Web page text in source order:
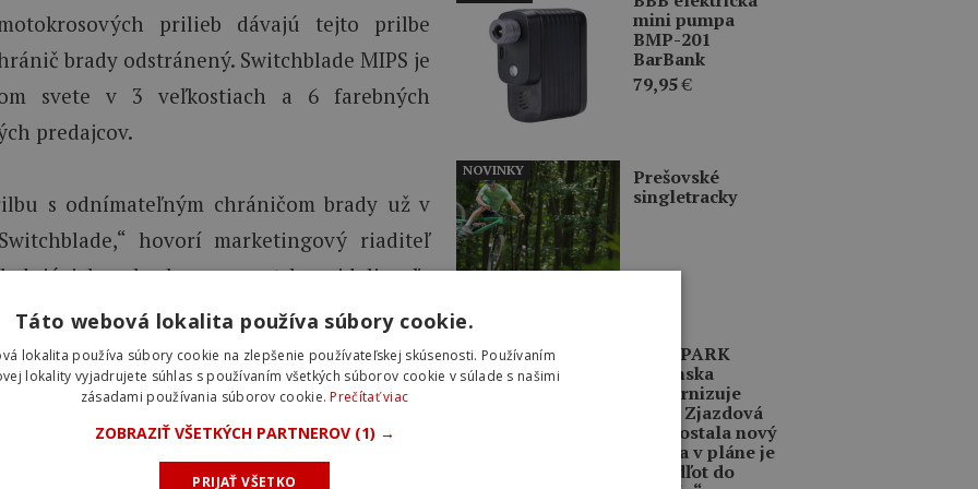
prilieb dávajú tejto prilbe
brady odstránený. Switchblade MIPS je
svete v 3 veľkostiach a 6 farebných
predajcov.
s odnímateľným chráničom brady už v
hovorí marketingový riaditeľ
rokoch sme na trhu videli veľa
a odchádzali. Všetky vychádzali z
nejak pripojiť chánič brady. Naša nová
tomuto trendu – urobili sme totiž presný
prispôsobené zjazdovaniu. Vymysleli sme
je možné jednoducho odnímať chránič
mini pumpa
BMP-201
BarBank
79,95€
Prešovské
singletracky
NOVINKY
BIKE PARK
Kubínska
modernizuje
traily. Zjazdová
trať dostala nový
život a v pláne je
aj „Odľot do
NOVINKY
Táto webová lokalita používa súbory cookie.
lokalita používa súbory cookie na zlepšenie používateľskej skúsenosti. Používaním
lokality vyjadrujete súhlas s používaním všetkých súborov cookie v súlade s našimi
zásadami používania súborov cookie.Prečítať viac
ZOBRAZIŤ VŠETKÝCH PARTNEROV (1) →
PRIJAŤ VŠETKO